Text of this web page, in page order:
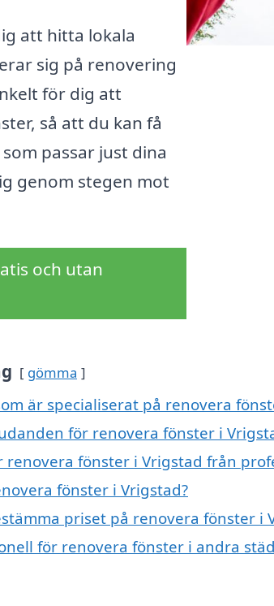
att hitta lokala
sig på renovering
för dig att
så att du kan få
passar just dina
genom stegen mot
och utan
gömma
är specialiserat på renovera
för renovera fönster i
renovera fönster i Vrigstad från
fönster i Vrigstad?
priset på renovera fönster i
för renovera fönster i andra